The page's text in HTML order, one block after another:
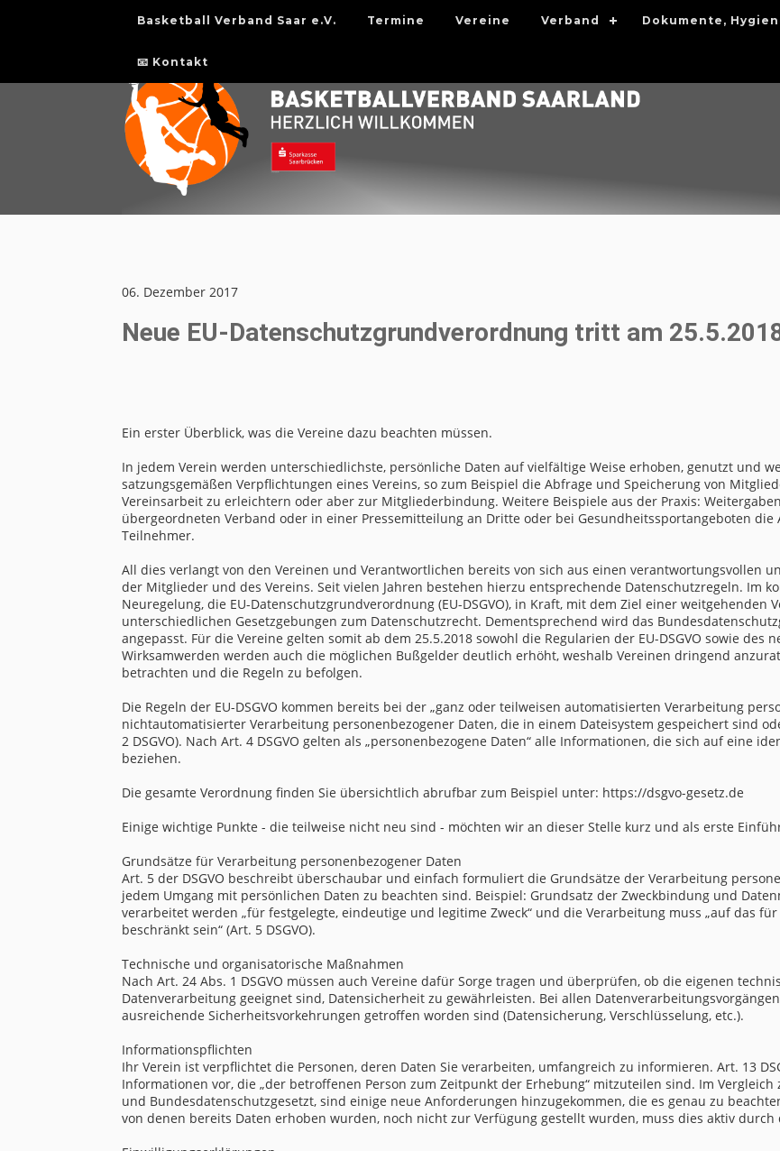
Basketball Verband Saar e.V. Termine Vereine Verband Dokumente,
📧 Kontakt
06. Dezember 2017
Neue EU-Datenschutzgrundverordnung tritt am
Ein erster Überblick, was die Vereine dazu beachten müssen.
In jedem Verein werden unterschiedlichste, persönliche Daten auf vielfältige Weise erhoben, genutzt und
satzungsgemäßen Verpflichtungen eines Vereins, so zum Beispiel die Abfrage und Speicherung von
Vereinsarbeit zu erleichtern oder aber zur Mitgliederbindung. Weitere Beispiele aus der Praxis:
übergeordneten Verband oder in einer Pressemitteilung an Dritte oder bei Gesundheitssportangeboten
Teilnehmer.
All dies verlangt von den Vereinen und Verantwortlichen bereits von sich aus einen verantwortungsvollen
der Mitglieder und des Vereins. Seit vielen Jahren bestehen hierzu entsprechende Datenschutzregeln. Im
Neuregelung, die EU-Datenschutzgrundverordnung (EU-DSGVO), in Kraft, mit dem Ziel einer
unterschiedlichen Gesetzgebungen zum Datenschutzrecht. Dementsprechend wird das
angepasst. Für die Vereine gelten somit ab dem 25.5.2018 sowohl die Regularien der EU-DSGVO sowie des
Wirksamwerden werden auch die möglichen Bußgelder deutlich erhöht, weshalb Vereinen dringend
betrachten und die Regeln zu befolgen.
Die Regeln der EU-DSGVO kommen bereits bei der „ganz oder teilweisen automatisierten Verarbeitung
nichtautomatisierter Verarbeitung personenbezogener Daten, die in einem Dateisystem gespeichert sind
2 DSGVO). Nach Art. 4 DSGVO gelten als „personenbezogene Daten“ alle Informationen, die sich auf eine
beziehen.
Die gesamte Verordnung finden Sie übersichtlich abrufbar zum Beispiel unter: https://dsgvo-gesetz.de
Einige wichtige Punkte - die teilweise nicht neu sind - möchten wir an dieser Stelle kurz und als erste
Grundsätze für Verarbeitung personenbezogener Daten
Art. 5 der DSGVO beschreibt überschaubar und einfach formuliert die Grundsätze der Verarbeitung
jedem Umgang mit persönlichen Daten zu beachten sind. Beispiel: Grundsatz der Zweckbindung und
verarbeitet werden „für festgelegte, eindeutige und legitime Zweck“ und die Verarbeitung muss „auf das
beschränkt sein“ (Art. 5 DSGVO).
Technische und organisatorische Maßnahmen
Nach Art. 24 Abs. 1 DSGVO müssen auch Vereine dafür Sorge tragen und überprüfen, ob die eigenen
Datenverarbeitung geeignet sind, Datensicherheit zu gewährleisten. Bei allen
ausreichende Sicherheitsvorkehrungen getroffen worden sind (Datensicherung, Verschlüsselung, etc.).
Informationspflichten
Ihr Verein ist verpflichtet die Personen, deren Daten Sie verarbeiten, umfangreich zu informieren. Art. 13
Informationen vor, die „der betroffenen Person zum Zeitpunkt der Erhebung“ mitzuteilen sind. Im
und Bundesdatenschutzgesetzt, sind einige neue Anforderungen hinzugekommen, die es genau zu
von denen bereits Daten erhoben wurden, noch nicht zur Verfügung gestellt wurden, muss dies aktiv durch